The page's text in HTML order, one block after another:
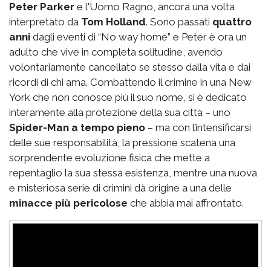
Peter Parker e l'Uomo Ragno, ancora una volta
interpretato da Tom Holland. Sono passati quattro
anni dagli eventi di “No way home” e Peter è ora un
adulto che vive in completa solitudine, avendo
volontariamente cancellato se stesso dalla vita e dai
ricordi di chi ama. Combattendo il crimine in una New
York che non conosce più il suo nome, si è dedicato
interamente alla protezione della sua città – uno
Spider-Man a tempo pieno – ma con l’intensificarsi
delle sue responsabilità, la pressione scatena una
sorprendente evoluzione fisica che mette a
repentaglio la sua stessa esistenza, mentre una nuova
e misteriosa serie di crimini dà origine a una delle
minacce più pericolose che abbia mai affrontato.